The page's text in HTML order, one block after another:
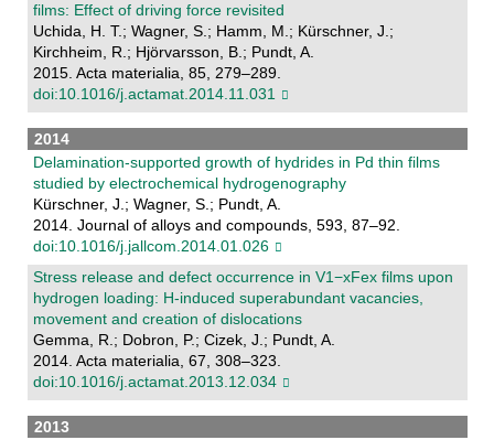
films: Effect of driving force revisited
Uchida, H. T.; Wagner, S.; Hamm, M.; Kürschner, J.;
Kirchheim, R.; Hjörvarsson, B.; Pundt, A.
2015. Acta materialia, 85, 279–289.
doi:10.1016/j.actamat.2014.11.031
2014
Delamination-supported growth of hydrides in Pd thin films
studied by electrochemical hydrogenography
Kürschner, J.; Wagner, S.; Pundt, A.
2014. Journal of alloys and compounds, 593, 87–92.
doi:10.1016/j.jallcom.2014.01.026
Stress release and defect occurrence in V1−xFex films upon
hydrogen loading: H-induced superabundant vacancies,
movement and creation of dislocations
Gemma, R.; Dobron, P.; Cizek, J.; Pundt, A.
2014. Acta materialia, 67, 308–323.
doi:10.1016/j.actamat.2013.12.034
2013